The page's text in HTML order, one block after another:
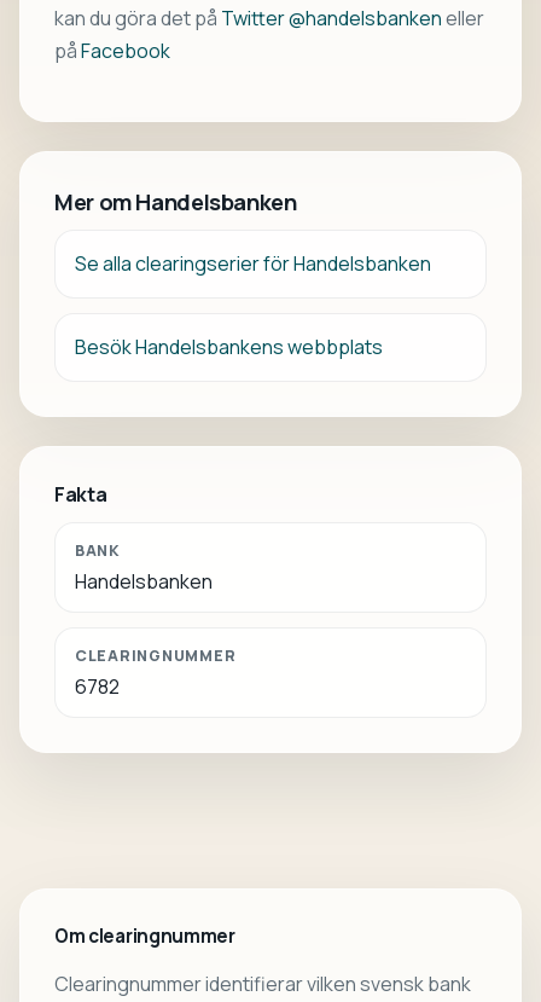
kan du göra det på Twitter @handelsbankeneller
påFacebook
Mer om Handelsbanken
Se alla clearingserier för Handelsbanken
Besök Handelsbankens webbplats
Fakta
BANK
Handelsbanken
CLEARINGNUMMER
6782
Om clearingnummer
Clearingnummer identifierar vilken svensk bank